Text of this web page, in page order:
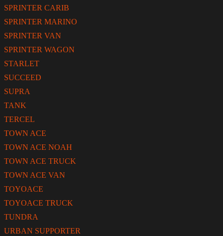
SPRINTER CARIB
SPRINTER MARINO
SPRINTER VAN
SPRINTER WAGON
STARLET
SUCCEED
SUPRA
TANK
TERCEL
TOWN ACE
TOWN ACE NOAH
TOWN ACE TRUCK
TOWN ACE VAN
TOYOACE
TOYOACE TRUCK
TUNDRA
URBAN SUPPORTER